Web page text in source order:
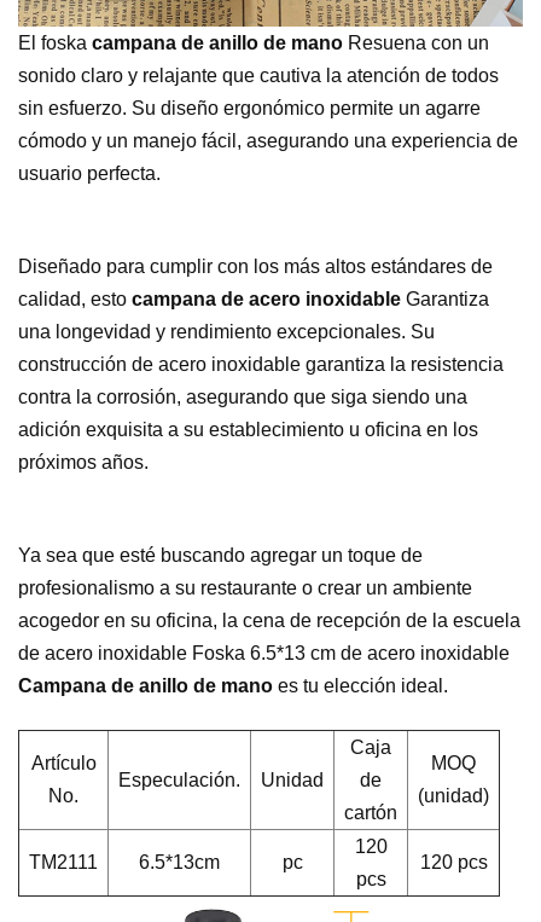
El foska campana de anillo de mano Resuena con un
sonido claro y relajante que cautiva la atención de todos
sin esfuerzo. Su diseño ergonómico permite un agarre
cómodo y un manejo fácil, asegurando una experiencia de
usuario perfecta.
Diseñado para cumplir con los más altos estándares de
calidad, esto campana de acero inoxidable Garantiza
una longevidad y rendimiento excepcionales. Su
construcción de acero inoxidable garantiza la resistencia
contra la corrosión, asegurando que siga siendo una
adición exquisita a su establecimiento u oficina en los
próximos años.
Ya sea que esté buscando agregar un toque de
profesionalismo a su restaurante o crear un ambiente
acogedor en su oficina, la cena de recepción de la escuela
de acero inoxidable Foska 6.5*13 cm de acero inoxidable
Campana de anillo de mano es tu elección ideal.
Artículo
No.
Especulación. Unidad
Caja
de
cartón
MOQ
(unidad)
TM2111 6.5*13cm pc
120
pcs
120 pcs